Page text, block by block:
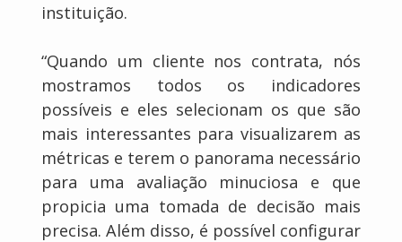
instituição.
“Quando um cliente nos contrata, nós
mostramos todos os indicadores
possíveis e eles selecionam os que são
mais interessantes para visualizarem as
métricas e terem o panorama necessário
para uma avaliação minuciosa e que
propicia uma tomada de decisão mais
precisa. Além disso, é possível configurar